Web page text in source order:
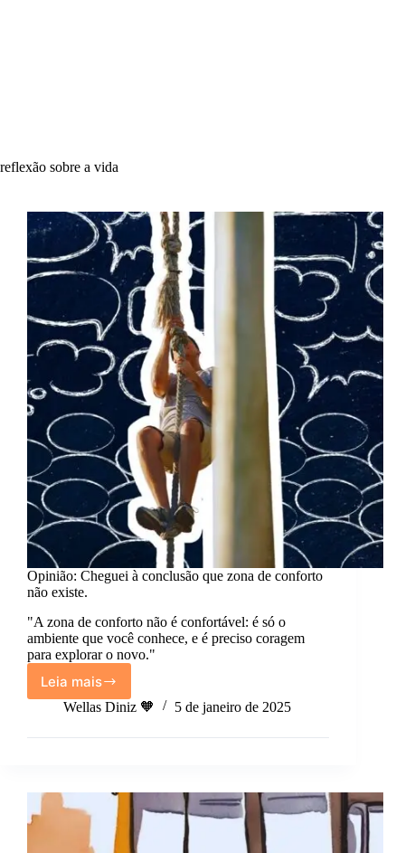
reflexão sobre a vida
Opinião: Cheguei à conclusão que zona de conforto
não existe.
"A zona de conforto não é confortável: é só o
ambiente que você conhece, e é preciso coragem
para explorar o novo."
Leia maisOpinião:
Cheguei
conclusão
de
conforto
não
existe.
Wellas Diniz 🧡 5 de janeiro de 2025